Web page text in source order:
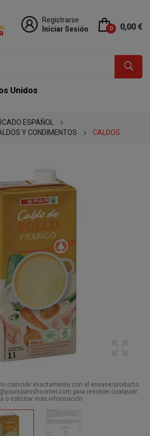
Registrarse
Iniciar Sesión
0 0,00 €
Unidos
ESPAÑOL
Y CONDIMENTOS
CALDOS
coincidir exactamente con el envase/producto
para resolver cualquier
o solicitar más información.